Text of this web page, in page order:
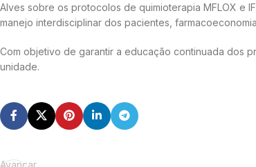
Alves sobre os protocolos de quimioterapia MFLOX e
manejo interdisciplinar dos pacientes,
Com objetivo de garantir a educação continuada dos
unidade.
Avançar